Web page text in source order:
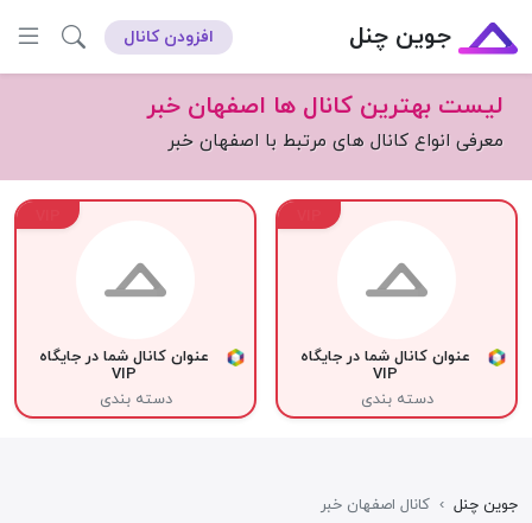
جوین چنل افزودن کانال
لیست بهترین کانال ها اصفهان خبر
معرفی انواع کانال های مرتبط با اصفهان خبر
عنوان کانال شما در جایگاه
VIP
دسته بندی
عنوان کانال شما در جایگاه
VIP
دسته بندی
جوین چنل › کانال اصفهان خبر